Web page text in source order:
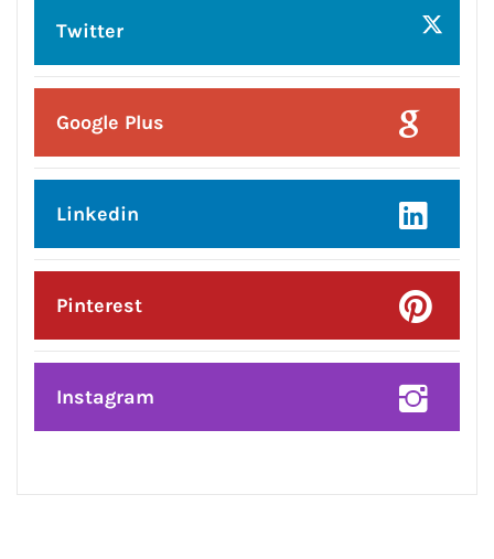
जालंधर के एक बाजार में वाहनों की आमने-
सामने टक्कर
13 साल से कम उम्र के बच्चों के लिए बैन होगा
सोशल मीडिया, जाने पूरी खबर